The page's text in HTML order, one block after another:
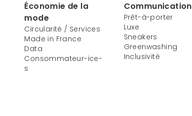
Économie de la
mode
Circularité / Services
Made in France
Data
Consommateur-ice-
s
Communication
Prêt-à-porter
Luxe
Sneakers
Greenwashing
Inclusivité